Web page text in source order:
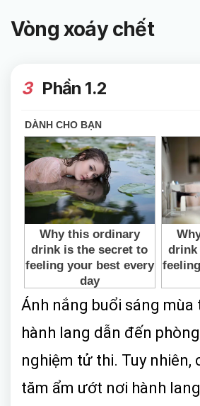
Vòng xoáy chết
3 Phần 1.2
Ánh nắng buổi sáng mùa
hành lang dẫn đến
nghiệm tử thi. Tuy nhiên,
tăm ẩm ướt nơi hành